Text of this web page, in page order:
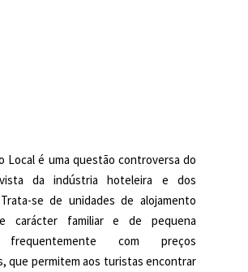
Local é uma questão controversa do
da indústria hoteleira e dos
se de unidades de alojamento
carácter familiar e de pequena
frequentemente com preços
que permitem aos turistas encontrar